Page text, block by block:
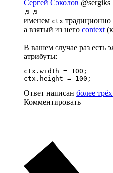
Сергей Соколов @sergiks
♬♬
именем ctx традиционно
а взятый из него context
В вашем случае раз есть
атрибуты:
ctx.width = 100;
ctx.height = 100;
Ответ написан более
Комментировать